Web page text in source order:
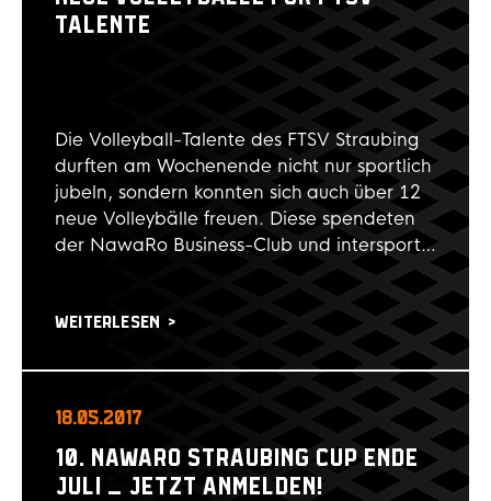
TALENTE
Die Volleyball-Talente des FTSV Straubing
durften am Wochenende nicht nur sportlich
jubeln, sondern konnten sich auch über 12
neue Volleybälle freuen. Diese spendeten
der NawaRo Business-Club und intersport
Erdl dem erfolgreichen Straubinger
Nachwuchs. Die Bälle im Gesamtwert von
über 1.000 Euro wurden von Tanja Röder,
Georg Gegenfurtner (NawaRo Business
Club) und Kim Schweikert von intersport
Erdl an den Stützpunktleiter Roman Urban
übergeben. Der NawaRo Business-Club ist
ein Zusammenschluss von Straubinger
Unternehmern. Er trifft sich jeden zweiten
WEITERLESEN
18.05.2017
10. NAWARO STRAUBING CUP ENDE
JULI – JETZT ANMELDEN!